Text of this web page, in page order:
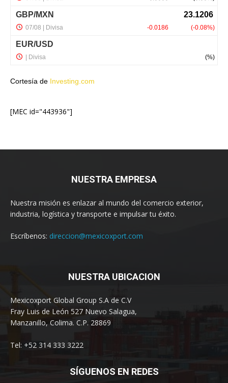
Cortesía de Investing.com
[MEC id="443936"]
NUESTRA EMPRESA
Nuestra misión es enlazar al mundo del comercio exterior,
industria, logística y transporte e impulsar tu éxito.
Escríbenos: direccion@mexicoxport.com
NUESTRA UBICACION
Mexicoxport Global Group S.A de C.V
Fray Luis de León 527 Nuevo Salagua,
Manzanillo, Colima. C.P. 28869
Tel: +52 314 333 3222
SÍGUENOS EN REDES